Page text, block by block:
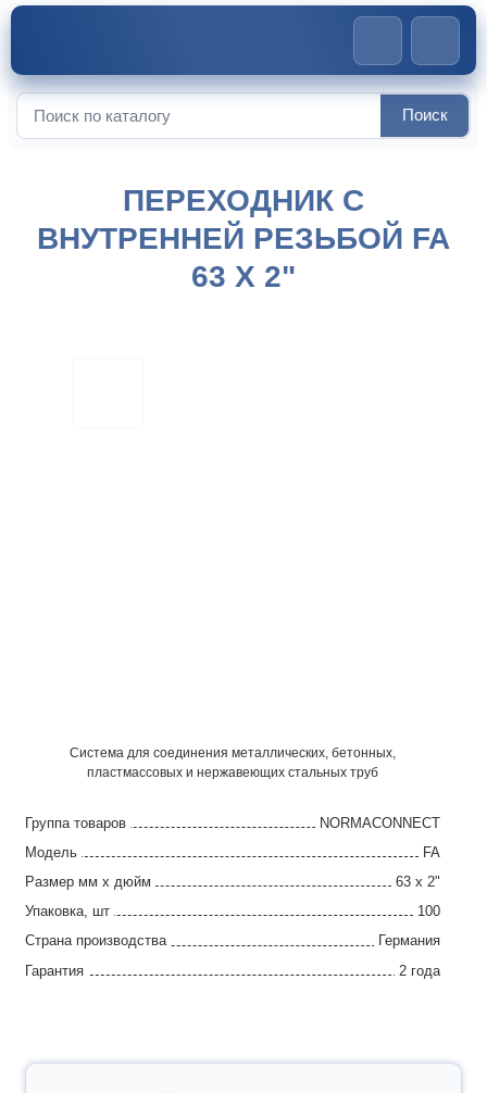
Искать:
Поиск
внутренней резьбой FA 63 x 2″
ПЕРЕХОДНИК С
ВНУТРЕННЕЙ РЕЗЬБОЙ FA
63 X 2"
Система для соединения металлических, бетонных,
пластмассовых и нержавеющих стальных труб
Группа товаров
NORMACONNECT
Модель
FA
Размер мм x дюйм
63 x 2"
Упаковка, шт
100
Страна производства
Германия
Гарантия
2 года